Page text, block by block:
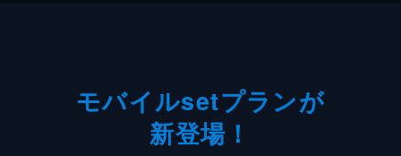
モバイルsetプランが
新登場！